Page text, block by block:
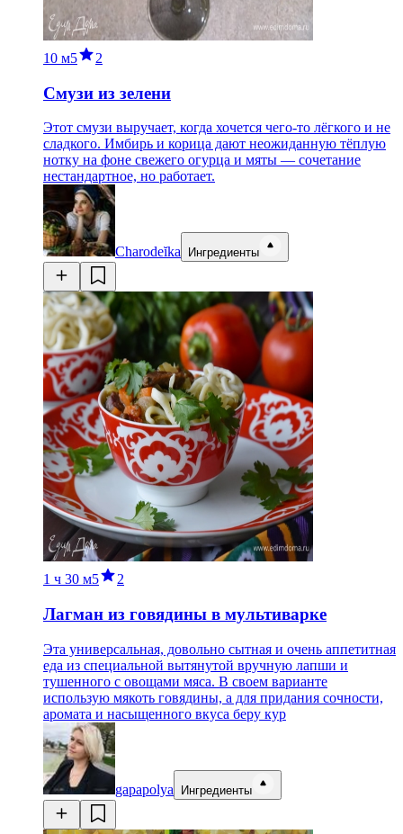
10 м5 2
Смузи из зелени
Этот смузи выручает, когда хочется чего-то лёгкого и не
сладкого. Имбирь и корица дают неожиданную тёплую
нотку на фоне свежего огурца и мяты — сочетание
нестандартное, но работает.
Charodeĭka Ингредиенты
1 ч 30 м5 2
Лагман из говядины в мультиварке
Эта универсальная, довольно сытная и очень аппетитная
еда из специальной вытянутой вручную лапши и
тушенного с овощами мяса. В своем варианте
использую мякоть говядины, а для придания сочности,
аромата и насыщенного вкуса беру кур
gapapolya Ингредиенты